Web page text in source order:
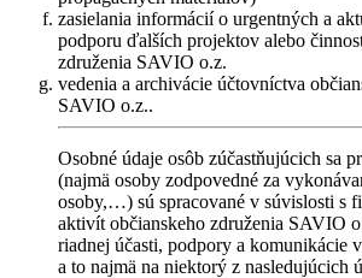
zasielania informácií o urgentných a
podporu ďalších projektov alebo
združenia SAVIO o.z.
vedenia a archivácie účtovníctva
SAVIO o.z..
Osobné údaje osôb zúčastňujúcich sa
(najmä osoby zodpovedné za
osoby,…) sú spracované v súvislosti s
aktivít občianskeho združenia SAVIO
riadnej účasti, podpory a komunikácie
a to najmä na niektorý z nasledujúcich